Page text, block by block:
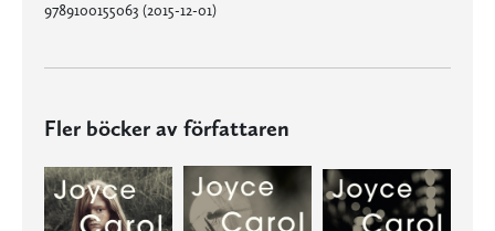
9789100155063 (2015-12-01)
Fler böcker av författaren